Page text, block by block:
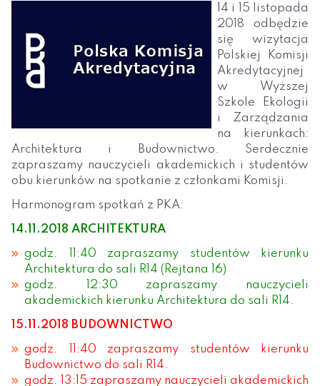
14 i 15 listopada
2018 odbędzie
się wizytacja
Polskiej Komisji
Akredytacyjnej
w Wyższej
Szkole Ekologii
i Zarządzania
na kierunkach:
Architektura i Budownictwo. Serdecznie
zapraszamy nauczycieli akademickich i studentów
obu kierunków na spotkanie z członkami Komisji.
Harmonogram spotkań z PKA:
14.11.2018 ARCHITEKTURA
godz. 11:40 zapraszamy studentów kierunku
Architektura do sali R14 (Rejtana 16)
godz. 12:30 zapraszamy nauczycieli
akademickich kierunku Architektura do sali R14.
15.11.2018 BUDOWNICTWO
godz. 11:40 zapraszamy studentów kierunku
Budownictwo do sali R14.
godz. 13:15 zapraszamy nauczycieli akademickich